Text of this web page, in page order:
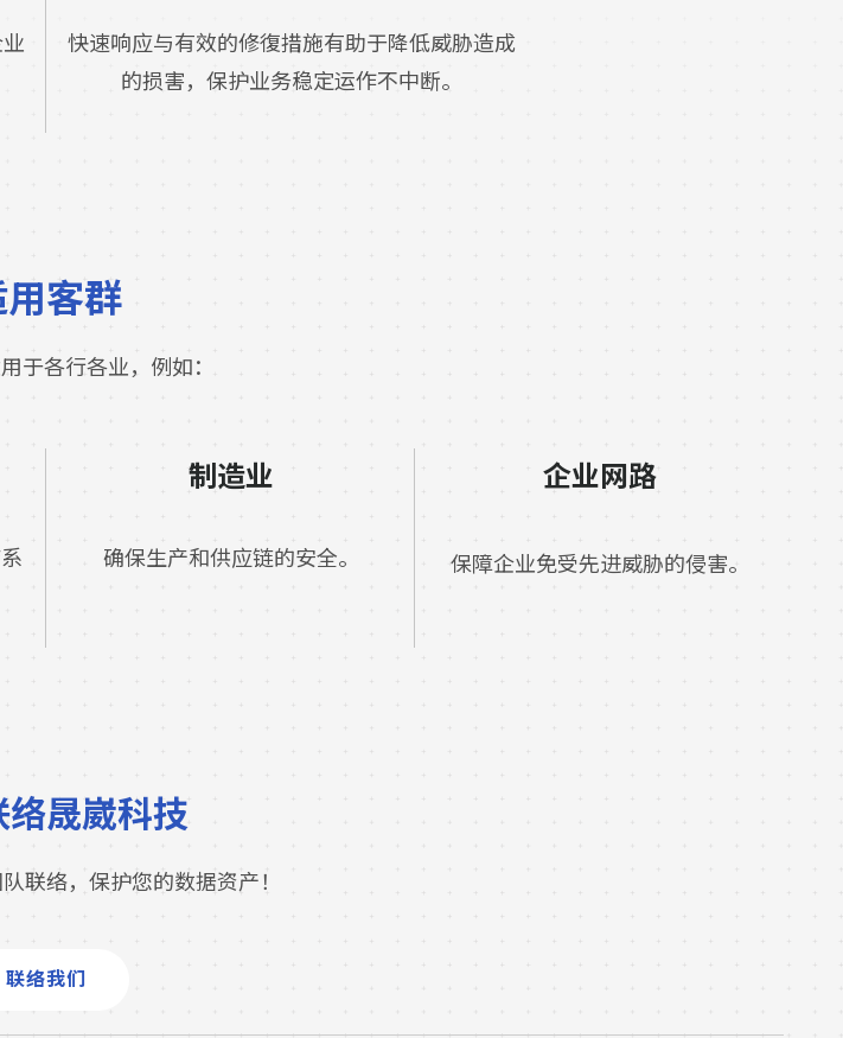
快速响应与有效的修復措施有助于降低威胁造成
的损害，保护业务稳定运作不中断。
用客群
于各行各业，例如：
制造业
确保生产和供应链的安全。
企业网路
保障企业免受先进威胁的侵害。
络晟崴科技
联络，保护您的数据资产！
联络我们